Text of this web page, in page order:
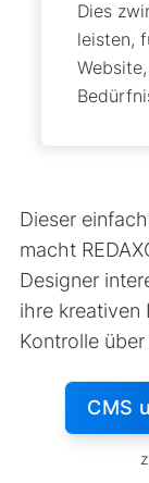
Dies
leisten,
Dieser
macht
Designer
ihre kreativen
Kontrolle
CMS